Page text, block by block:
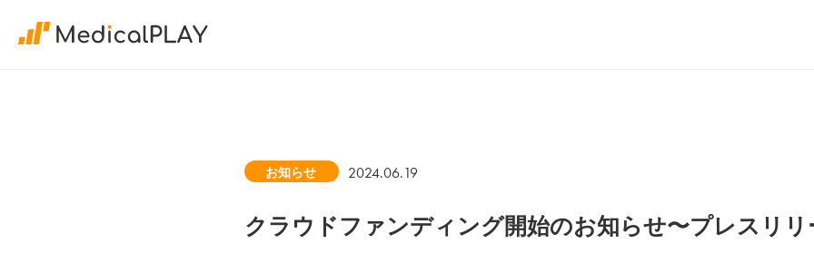
お知らせ 2024.06.19
クラウドファンディング開始のお知らせ〜プレスリ